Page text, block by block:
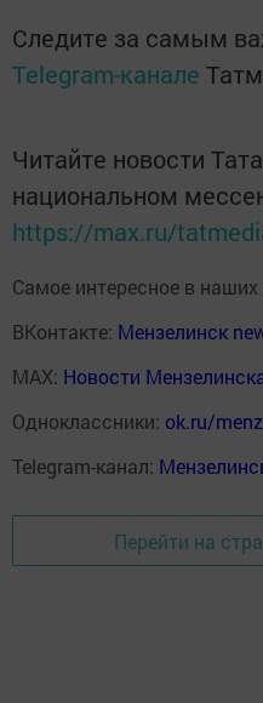
Следите за самым
Telegram-канале
Читайте новости
национальном
https://max.ru/
Самое интересное в
ВКонтакте: Мензелинск
MAX: Новости
Одноклассники: ok.ru/
Telegram-канал:
Перейти на